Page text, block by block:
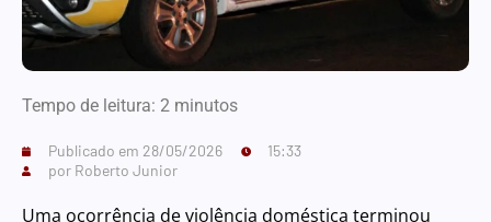
Tempo de leitura: 2 minutos
Publicado em 28/05/2026
15:33
por Roberto Junior
Uma ocorrência de violência doméstica terminou